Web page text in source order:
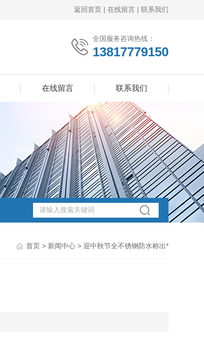
返回首页 | 在线留言 | 联系我们
全国服务咨询热线：
13817779150
在线留言 联系我们
首页 > 新闻中心 > 迎中秋节全不锈钢防水称出*